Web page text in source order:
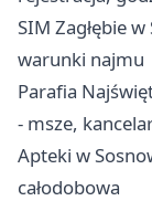
SIM Zagłębie
warunki najmu
Parafia
- msze,
Apteki w
całodobowa